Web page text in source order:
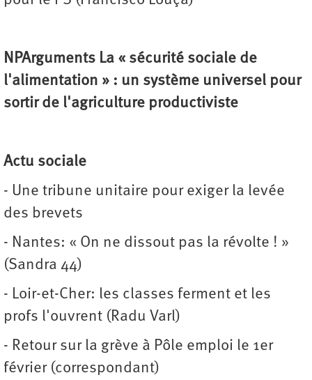
NPArguments La « sécurité sociale de
l'alimentation » : un système universel pour
sortir de l'agriculture productiviste
Actu sociale
- Une tribune unitaire pour exiger la levée
des brevets
- Nantes: « On ne dissout pas la révolte ! »
(Sandra 44)
- Loir-et-Cher: les classes ferment et les
profs l'ouvrent (Radu Varl)
- Retour sur la grève à Pôle emploi le 1er
février (correspondant)